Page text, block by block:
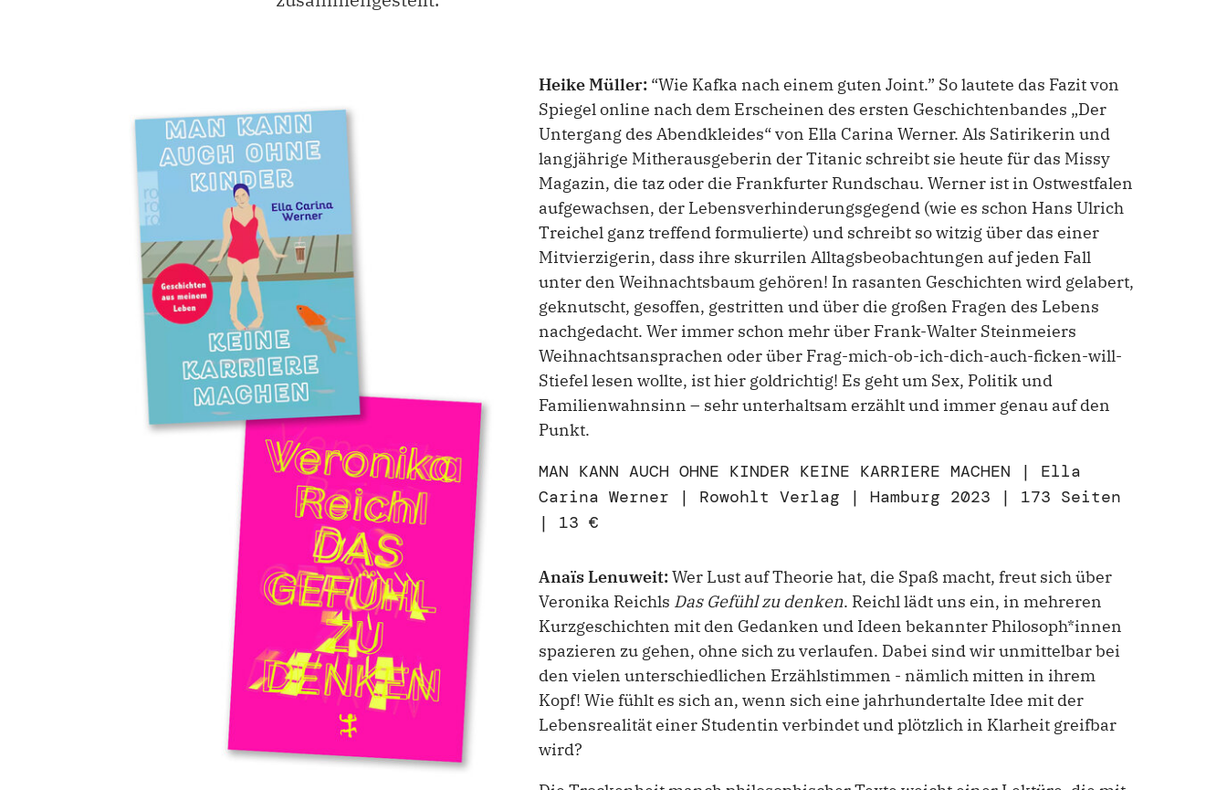
Heike Müller: “Wie Kafka nach einem guten Joint.” So lautete das Fazit von
Spiegel online nach dem Erscheinen des ersten Geschichtenbandes „Der
Untergang des Abendkleides“ von Ella Carina Werner. Als Satirikerin und
langjährige Mitherausgeberin der Titanic schreibt sie heute für das Missy
Magazin, die taz oder die Frankfurter Rundschau. Werner ist in Ostwestfalen
aufgewachsen, der Lebensverhinderungsgegend (wie es schon Hans Ulrich
Treichel ganz treffend formulierte) und schreibt so witzig über das einer
Mitvierzigerin, dass ihre skurrilen Alltagsbeobachtungen auf jeden Fall
unter den Weihnachtsbaum gehören! In rasanten Geschichten wird gelabert,
geknutscht, gesoffen, gestritten und über die großen Fragen des Lebens
nachgedacht. Wer immer schon mehr über Frank-Walter Steinmeiers
Weihnachtsansprachen oder über Frag-mich-ob-ich-dich-auch-ficken-will-
Stiefel lesen wollte, ist hier goldrichtig! Es geht um Sex, Politik und
Familienwahnsinn – sehr unterhaltsam erzählt und immer genau auf den
Punkt.
MAN KANN AUCH OHNE KINDER KEINE KARRIERE MACHEN | Ella
Carina Werner | Rowohlt Verlag | Hamburg 2023 | 173 Seiten
| 13 €
Anaïs Lenuweit:Wer Lust auf Theorie hat, die Spaß macht, freut sich über
Veronika Reichls Das Gefühl zu denken. Reichl lädt uns ein, in mehreren
Kurzgeschichten mit den Gedanken und Ideen bekannter Philosoph*innen
spazieren zu gehen, ohne sich zu verlaufen. Dabei sind wir unmittelbar bei
den vielen unterschiedlichen Erzählstimmen - nämlich mitten in ihrem
Kopf! Wie fühlt es sich an, wenn sich eine jahrhundertalte Idee mit der
Lebensrealität einer Studentin verbindet und plötzlich in Klarheit greifbar
wird?